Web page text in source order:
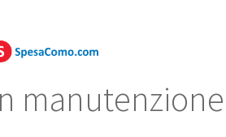
manutenzione